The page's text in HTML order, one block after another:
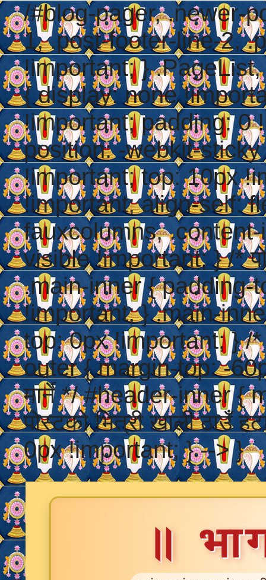
/#blog-pager, .newer-
1, .post-footer-line-2,
!important; }
{ display: none
!important; padding: 0
position: -webkit-
!important; top: 10px
!important; align-self:
fauxcolumns,
visible !important; } /*
.main-inner { padding-
!important; } .main-
top: 0px !important; } /*
outer { margin-top: -
मार्ने */ #header-inner
पोस्टको भित्री खाली
0px !important; } --> }
॥